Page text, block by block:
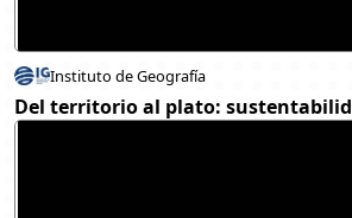
Instituto de Geografía
Del territorio al plato: